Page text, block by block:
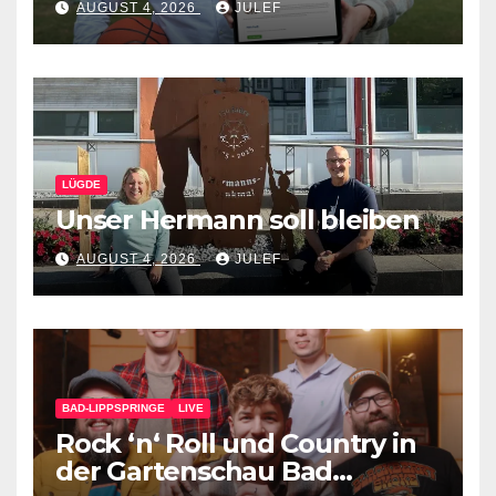
Verein
AUGUST 4, 2026 JULEF
LÜGDE
Unser Hermann soll bleiben
AUGUST 4, 2026 JULEF
BAD-LIPPSPRINGE LIVE
Rock ‘n‘ Roll und Country in
der Gartenschau Bad